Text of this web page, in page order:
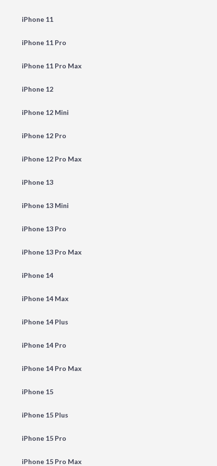
iPhone 11
iPhone 11 Pro
iPhone 11 Pro Max
iPhone 12
iPhone 12 Mini
iPhone 12 Pro
iPhone 12 Pro Max
iPhone 13
iPhone 13 Mini
iPhone 13 Pro
iPhone 13 Pro Max
iPhone 14
iPhone 14 Max
iPhone 14 Plus
iPhone 14 Pro
iPhone 14 Pro Max
iPhone 15
iPhone 15 Plus
iPhone 15 Pro
iPhone 15 Pro Max